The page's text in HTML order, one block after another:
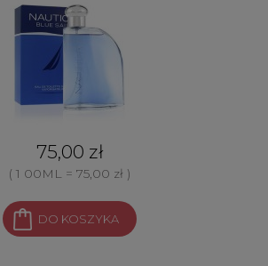
75,00 zł
( 1 00ML = 75,00 zł )
DO KOSZYKA